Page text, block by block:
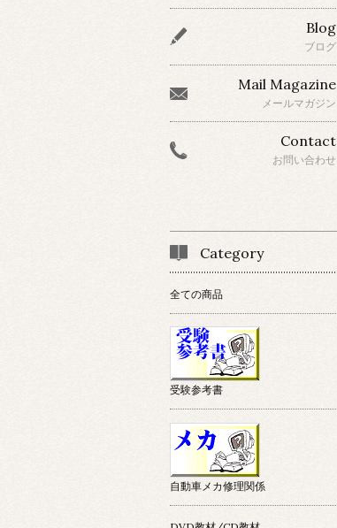
Blog
ブログ
Mail Magazine
メールマガジン
Contact
お問い合わせ
Category
全ての商品
受験参考書
自動車メカ修理関係